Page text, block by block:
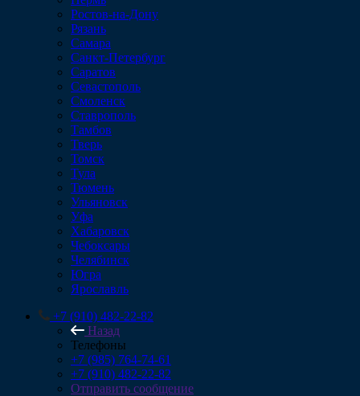
Ростов-на-Дону
Рязань
Самара
Санкт-Петербург
Саратов
Севастополь
Смоленск
Ставрополь
Тамбов
Тверь
Томск
Тула
Тюмень
Ульяновск
Уфа
Хабаровск
Чебоксары
Челябинск
Югра
Ярославль
+7 (910) 482-22-82
Назад
Телефоны
+7 (985) 764-74-61
+7 (910) 482-22-82
Отправить сообщение